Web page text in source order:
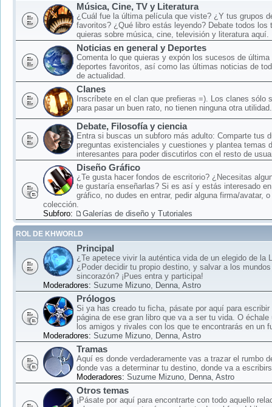
Música, Cine, TV y Literatura
¿Cuál fue la última película que viste? ¿Y tus grupos
favoritos? ¿Qué libro estás leyendo? Debate todos los
quieras sobre música, cine, televisión y literatura aquí.
Noticias en general y Deportes
Comenta lo que quieras y expón los sucesos de última
deportes favoritos, así como las últimas noticias de
de actualidad.
Clanes
Inscríbete en el clan que prefieras =). Los clanes sólo
para pasar un buen rato, no tienen ninguna otra utilidad.
Debate, Filosofía y ciencia
Entra si buscas un subforo más adulto: Comparte tus
preguntas existenciales y cuestiones y plantea temas
interesantes para poder discutirlos con el resto de
Diseño Gráfico
¿Te gusta hacer fondos de escritorio? ¿Necesitas
te gustaría enseñarlas? Si es así y estás interesado
gráfico, no dudes en entrar, pedir alguna firma/avatar,
colección.
Subforo:
Galerías de diseño y Tutoriales
ROL DE KHWORLD
Principal
¿Te apetece vivir la auténtica vida de un elegido de la
¿Poder decidir tu propio destino, y salvar a los
sincorazón? ¡Pues entra y participa!
Moderadores: Suzume Mizuno Denna Astro
Prólogos
Si ya has creado tu ficha, pásate por aquí para escribir
página de ese gran libro que va a ser tu vida. O
los amigos y rivales con los que te encontrarás en un
Moderadores: Suzume Mizuno Denna Astro
Tramas
Aquí es donde verdaderamente vas a trazar el rumbo
donde vas a determinar tu destino, donde va a
Moderadores: Suzume Mizuno Denna Astro
Otros temas
¡Pásate por aquí para encontrarte con todo aquello